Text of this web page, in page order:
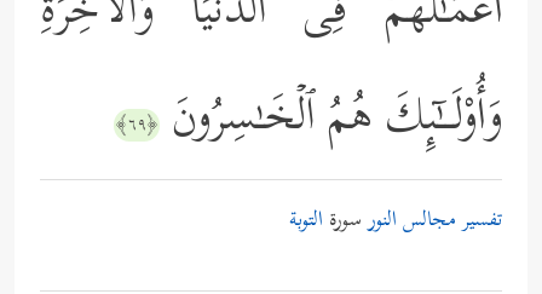
وَأُوْلَــٰۤىِٕكَ هُمُ ٱلۡخَـٰسِرُونَ ﴿٦٩﴾
تفسير مجالس النورسورة التوبة